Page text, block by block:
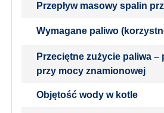
Przepływ masowy spalin
Wymagane paliwo
Przeciętne zużycie paliwa –
przy mocy znamionowej
Objętość wody w kotle